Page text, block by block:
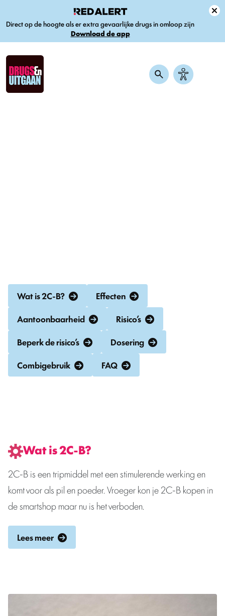
Direct op de hoogte als er extra gevaarlijke drugs in omloop zijn
Download de app
Wat is 2C-B?
Effecten
Aantoonbaarheid
Risico’s
Beperk de risico’s
Dosering
Combigebruik
FAQ
Wat is 2C-B?
2C-B is een tripmiddel met een stimulerende werking en
komt voor als pil en poeder. Vroeger kon je 2C-B kopen in
de smartshop maar nu is het verboden.
Lees meer